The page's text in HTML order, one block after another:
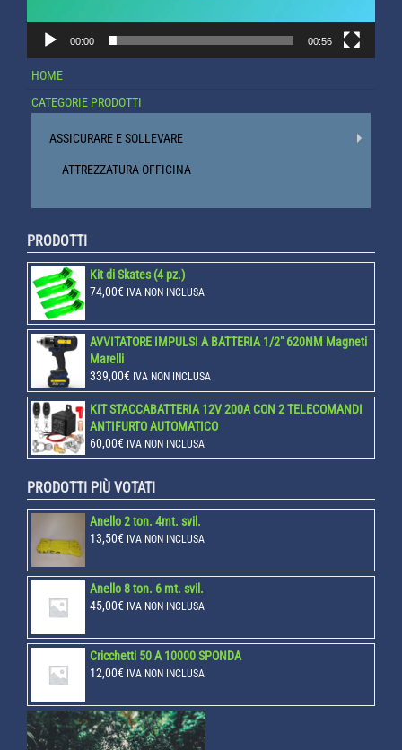
00:00 00:56
HOME
CATEGORIE PRODOTTI
ASSICURARE E SOLLEVARE
ATTREZZATURA OFFICINA
PRODOTTI
Kit di Skates (4 pz.)
74,00€ IVA NON INCLUSA
AVVITATORE IMPULSI A BATTERIA 1/2" 620NM Magneti
Marelli
339,00€ IVA NON INCLUSA
KIT STACCABATTERIA 12V 200A CON 2 TELECOMANDI
ANTIFURTO AUTOMATICO
60,00€ IVA NON INCLUSA
PRODOTTI PIÙ VOTATI
Anello 2 ton. 4mt. svil.
13,50€ IVA NON INCLUSA
Anello 8 ton. 6 mt. svil.
45,00€ IVA NON INCLUSA
Cricchetti 50 A 10000 SPONDA
12,00€ IVA NON INCLUSA